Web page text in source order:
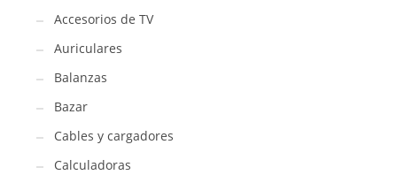
Accesorios de TV
Auriculares
Balanzas
Bazar
Cables y cargadores
Calculadoras